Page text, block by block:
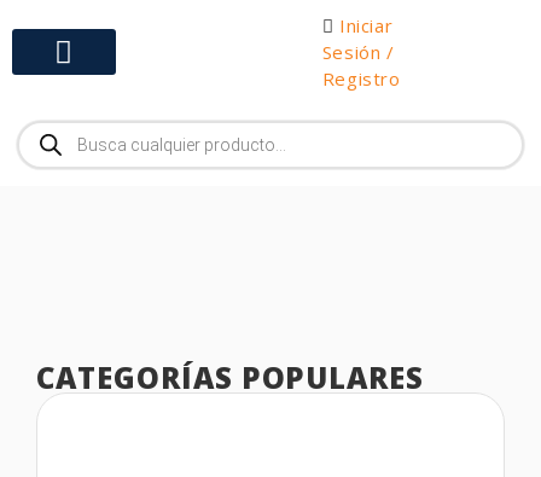
Iniciar
Sesión /
Registro
CATEGORÍAS POPULARES